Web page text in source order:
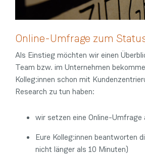
Online-Umfrage zum
Als Einstieg möchten wir einen
Team bzw. im Unternehmen
Kolleg:innen schon mit
Research zu tun haben:
wir setzen eine Online-Umfrage
Eure Kolleg:innen beantworten
nicht länger als 10 Minuten)